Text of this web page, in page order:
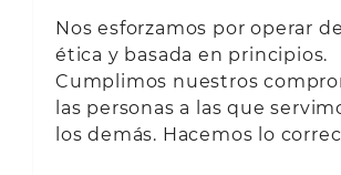
Nos esforzamos por operar
ética y basada en principios.
Cumplimos nuestros
las personas a las que
los demás. Hacemos lo